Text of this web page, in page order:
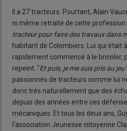
Il a 27 tracteurs. Pourtant, Alain
ni même retraité de cette
tracteur pour faire des travaux dans
habitant de Colombiers. Lui qui était
rapidement commencé à le bricoler,
repeint. "Et puis, je me suis pris au jeu"
passionnés de tracteurs comme lui
donc très naturellement que des
depuis des années entre ces
mécaniques. Et tous les deux ans,
l'association Jeunesse ciitoyenne